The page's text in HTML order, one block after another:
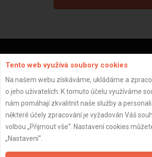
Důležité informace
Naše firmy a řemeslníci
Zpracování a ochrana osobních
Zásady pro používání souborů
Obchodní podmínky
Tento web využívá soubory cookies
Na našem webu získáváme, ukládáme a
o jeho uživatelích. K tomuto účelu využíváme
nám pomáhají zkvalitnit naše služby a
některé účely zpracování je vyžadován Váš
volbou „Přijmout vše“. Nastavení cookies
„Nastavení“.